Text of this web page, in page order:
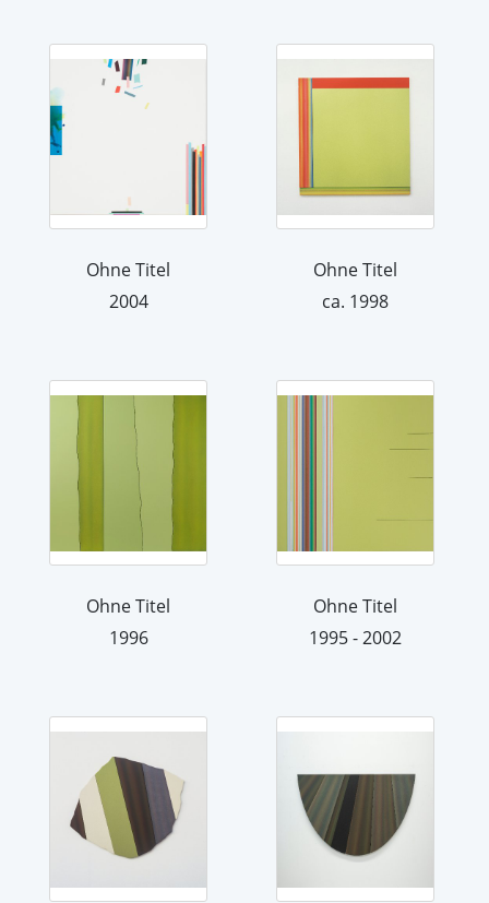
Ohne Titel
2004
Ohne Titel
ca. 1998
Ohne Titel
1996
Ohne Titel
1995 - 2002